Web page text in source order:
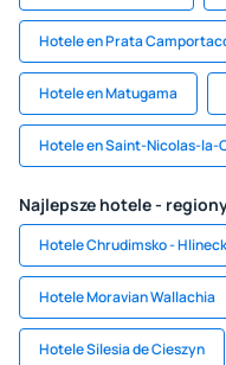
Hotele en Prata
Hotele en Matugama
Hotele en Saint-Nicolas-la-
Najlepsze hotele -
Hotele Chrudimsko -
Hotele Moravian Wallachia
Hotele Silesia de Cieszyn